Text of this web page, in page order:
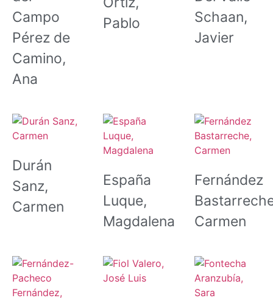
Campo
Pérez de
Camino,
Ana
Pablo
Schaan,
Javier
Durán
Sanz,
Carmen
España
Luque,
Magdalena
Fernández
Carmen